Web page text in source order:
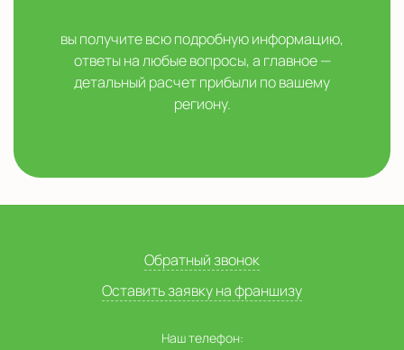
вы получите всю подробную информацию,
ответы на любые вопросы, а главное —
детальный расчет прибыли по вашему
региону.
Обратный звонок
Оставить заявку на франшизу
Наш телефон: